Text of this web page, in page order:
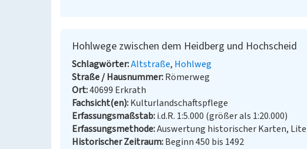
Hohlwege zwischen dem Heidberg und Hochscheid
Schlagwörter Altstraße Hohlweg
Straße / Hausnummer Römerweg
Ort 40699 Erkrath
Fachsicht(en) Kulturlandschaftspflege
Erfassungsmaßstab i.d.R. 1:5.000 (größer als 1:20.000)
Erfassungsmethode Auswertung historischer Karten,
Historischer Zeitraum Beginn 450 bis 1492